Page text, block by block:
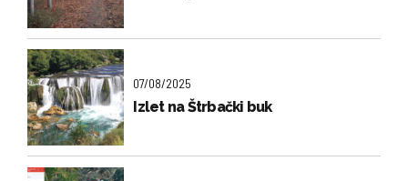
07/08/2025
Izlet na Štrbački buk